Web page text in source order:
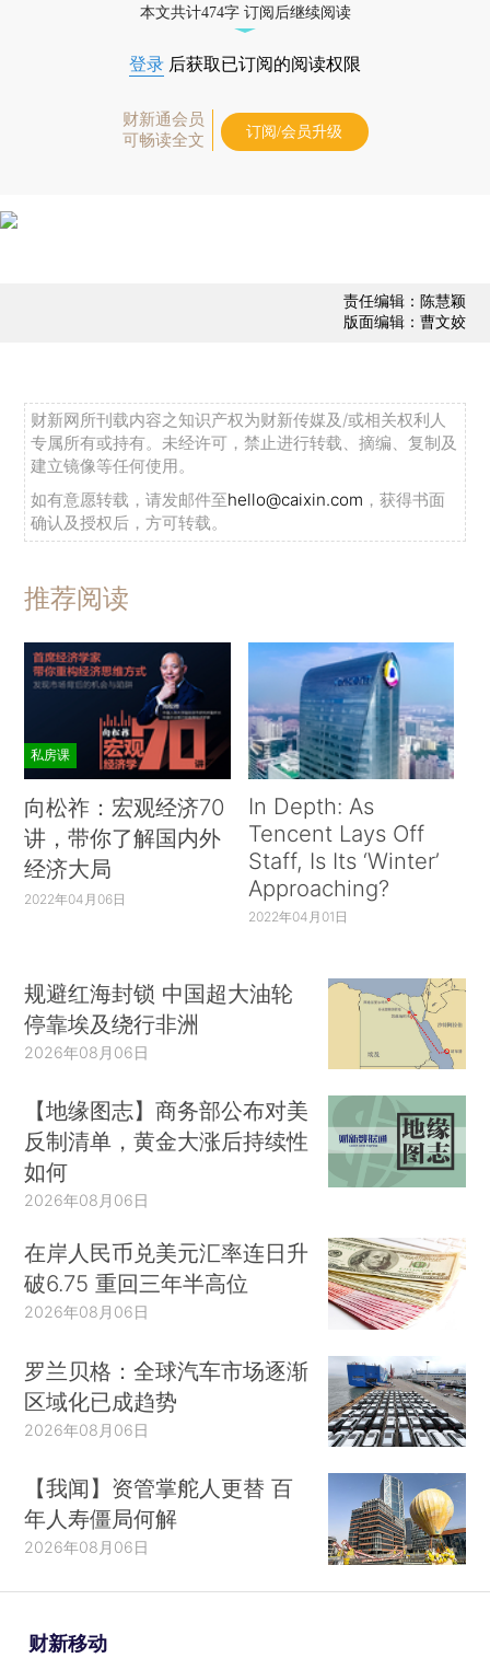
本文共计474字 订阅后继续阅读
登录 后获取已订阅的阅读权限
财新通会员
可畅读全文
订阅/会员升级
责任编辑：陈慧颖
版面编辑：曹文姣
财新网所刊载内容之知识产权为财新传媒及/或相关权利人
专属所有或持有。未经许可，禁止进行转载、摘编、复制及
建立镜像等任何使用。
如有意愿转载，请发邮件至hello@caixin.com ，获得书面
确认及授权后，方可转载。
推荐阅读
私房课
向松祚：宏观经济70
讲，带你了解国内外
经济大局
2022年04月06日
In Depth: As
Tencent Lays Off
Staff, Is Its ‘Winter’
Approaching?
2022年04月01日
规避红海封锁 中国超大油轮
停靠埃及绕行非洲
2026年08月06日
【地缘图志】商务部公布对美
反制清单，黄金大涨后持续性
如何
2026年08月06日
在岸人民币兑美元汇率连日升
破6.75 重回三年半高位
2026年08月06日
罗兰贝格：全球汽车市场逐渐
区域化已成趋势
2026年08月06日
【我闻】资管掌舵人更替 百
年人寿僵局何解
2026年08月06日
财新移动